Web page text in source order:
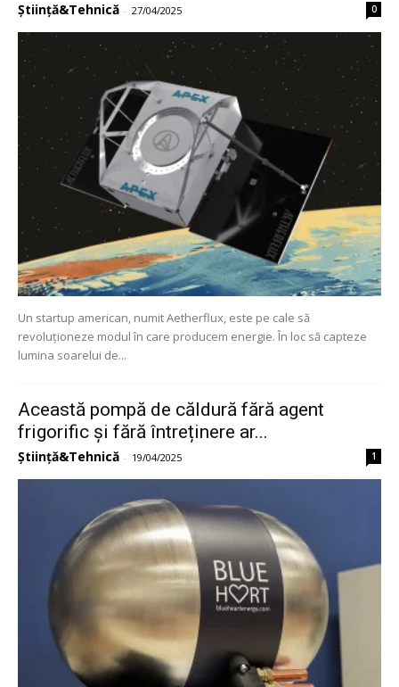
Știință&Tehnică - 27/04/2025 0
Un startup american, numit Aetherflux, este pe cale să
revoluționeze modul în care producem energie. În loc să capteze
lumina soarelui de...
Această pompă de căldură fără agent
frigorific și fără întreținere ar...
Știință&Tehnică - 19/04/2025 1